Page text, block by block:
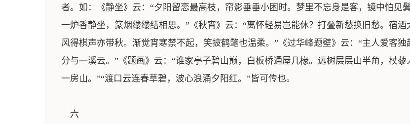
者。如：《静坐》云：“夕阳留恋最高枝，帘影垂垂小困时。梦里不忘身是客，镜中怕见
一炉香静坐，篆烟缕缕结相思。”《秋宵》云：“离怀轻易岂能休？打叠新愁换旧愁。宿
风得棋声亦带秋。渐觉宵寒禁不起，笑披鹤氅也温柔。”《过华峰题壁》云：“主人爱客
分与一溪云。”《题画》云：“谁家亭子碧山巅，白板桥通屋几椽。远树层层山半角，杖
一房山。”“渡口云连春草碧，波心浪涌夕阳红。”皆可传也。
六